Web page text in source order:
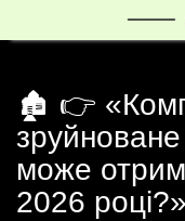
🏚️ 👉
може
2026 році?»